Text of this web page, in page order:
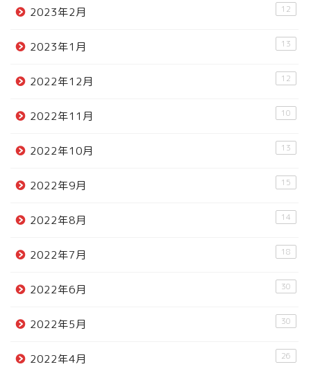
2023年2月 12
2023年1月 13
2022年12月 12
2022年11月 10
2022年10月 13
2022年9月 15
2022年8月 14
2022年7月 18
2022年6月 30
2022年5月 30
2022年4月 26